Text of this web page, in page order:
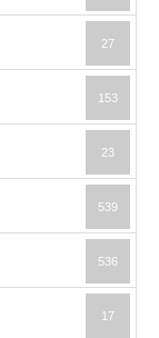
27
153
23
539
536
17